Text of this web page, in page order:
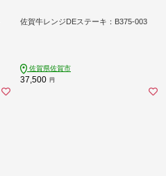
佐賀牛レンジDEステーキ：B375-003
佐賀県佐賀市
37,500 円